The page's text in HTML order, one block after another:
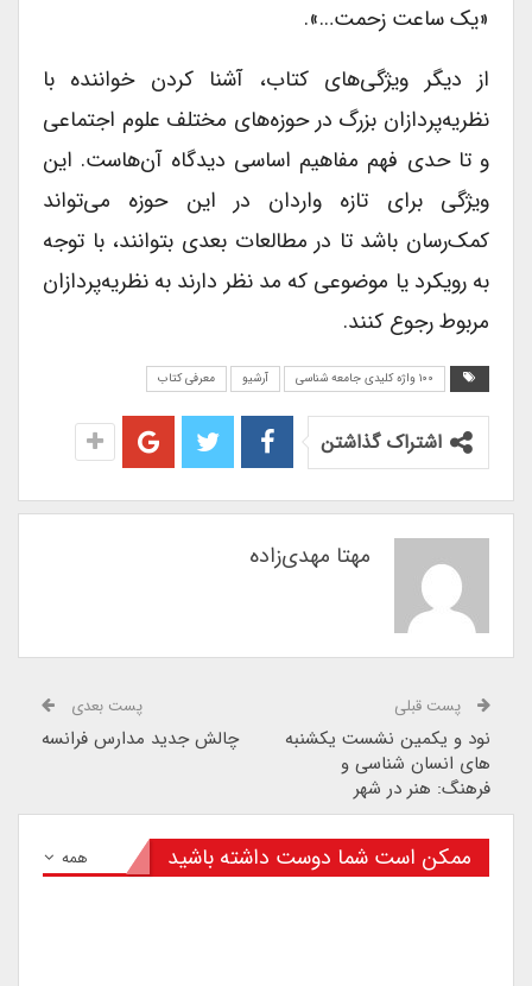
«یک ساعت زحمت…».
از دیگر ویژگی‌های کتاب، آشنا کردن خواننده با
نظریه‌پردازان بزرگ در حوزه‌های مختلف علوم اجتماعی
و تا حدی فهم مفاهیم اساسی دیدگاه آن‌هاست. این
ویژگی برای تازه واردان در این حوزه می‌تواند
کمک‌رسان باشد تا در مطالعات بعدی بتوانند، با توجه
به رویکرد یا موضوعی که مد نظر دارند به نظریه‌پردازان
مربوط رجوع کنند.
آرشیو معرفی کتاب
اشتراک گذاشتن
مهتا مهدی‌زاده
پست قبلی
نود و یکمین نشست یکشنبه
های انسان شناسی و
فرهنگ: هنر در شهر
پست بعدی
چالش جدید مدارس فرانسه
همه ممکن است شما دوست داشته باشید